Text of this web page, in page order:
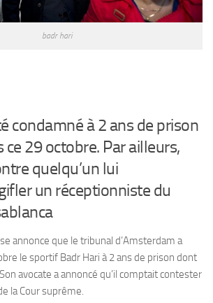
badr hari
condamné à 2 ans de prison
29 octobre. Par ailleurs,
quelqu’un lui
un réceptionniste du
annonce que le tribunal d’Amsterdam a
le sportif Badr Hari à 2 ans de prison dont
avocate a annoncé qu’il comptait contester
la Cour suprême.